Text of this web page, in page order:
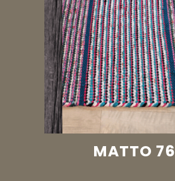
MATTO 76